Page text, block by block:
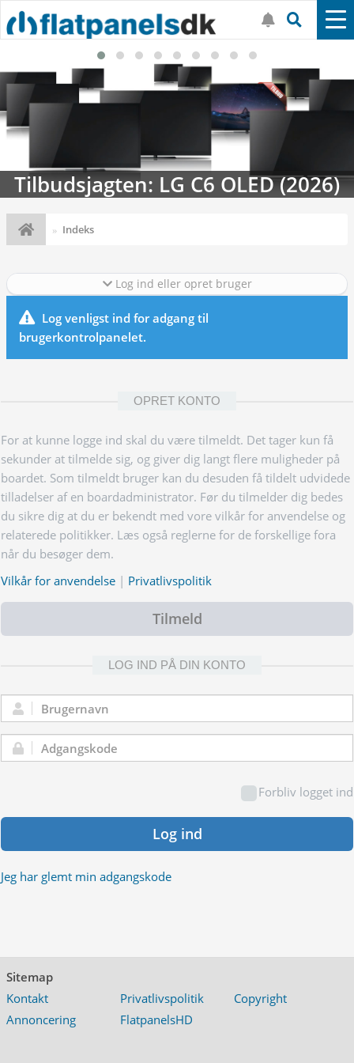
Tilbudsjagten: LG C6 OLED (2026)
Indeks
Log ind eller opret bruger
Log venligst ind for adgang til
brugerkontrolpanelet.
OPRET KONTO
For at kunne logge ind skal du være tilmeldt. Det tager kun få
sekunder at tilmelde sig, og giver dig langt flere muligheder på
boardet. Som tilmeldt bruger kan du desuden få tildelt udvidede
tilladelser af en boardadministrator. Før du tilmelder dig bedes
du sikre dig at du er bekendt med vore vilkår for anvendelse og
relaterede politikker. Læs også reglerne for de forskellige fora
når du besøger dem.
Vilkår for anvendelse | Privatlivspolitik
Tilmeld
LOG IND PÅ DIN KONTO
Brugernavn:
Adgangskode:
Forbliv logget ind
Log ind
Jeg har glemt min adgangskode
Sitemap
Kontakt
Privatlivspolitik
Copyright
Annoncering
FlatpanelsHD